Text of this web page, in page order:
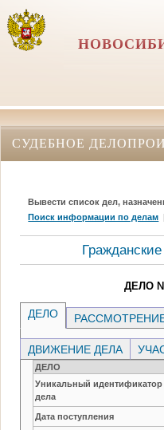
СУДЕБНОЕ
Вывести список дел,
Поиск информации по делам
ДЕЛО №
ДЕЛО
ДВИЖЕНИЕ ДЕЛА
ДЕЛО
Уникальный идентификатор
дела
Дата поступления